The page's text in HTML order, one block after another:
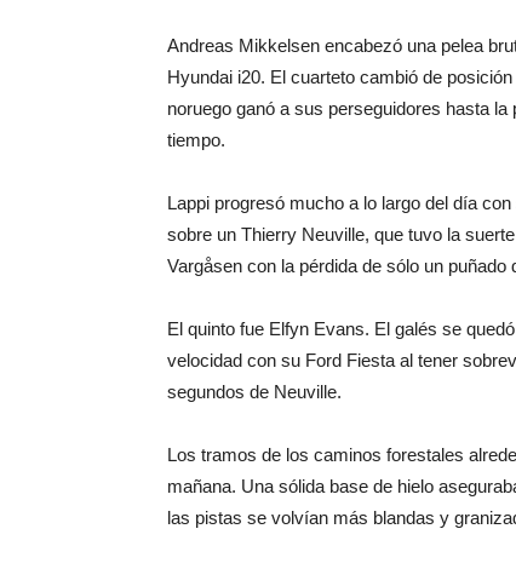
Andreas Mikkelsen encabezó una pelea
Hyundai i20. El cuarteto cambió de
noruego ganó a sus perseguidores hasta
tiempo.
Lappi progresó mucho a lo largo del día
sobre un Thierry Neuville, que tuvo la
Vargåsen con la pérdida de sólo un puñado
El quinto fue Elfyn Evans. El galés se
velocidad con su Ford Fiesta al tener
segundos de Neuville.
Los tramos de los caminos forestales
mañana. Una sólida base de hielo
las pistas se volvían más blandas y